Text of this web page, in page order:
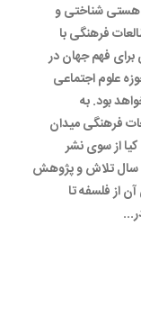
هستی ‌شناختی و
فرهنگی با
برای فهم جهان در
علوم اجتماعی
بود. به
فرهنگی میدان
از سوی نشر
سال تلاش و پژوهش
از فلسفه تا